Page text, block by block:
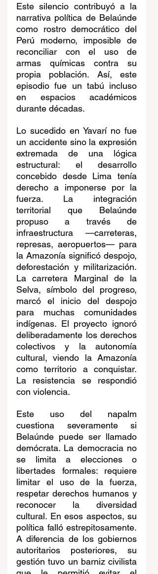
Este silencio contribuyó a la
narrativa política de Belaúnde
como rostro democrático del
Perú moderno, imposible de
reconciliar con el uso de
armas químicas contra su
propia población. Así, este
episodio fue un tabú incluso
en espacios académicos
durante décadas.
Lo sucedido en Yavarí no fue
un accidente sino la expresión
extremada de una lógica
estructural: el desarrollo
concebido desde Lima tenía
derecho a imponerse por la
fuerza. La integración
territorial que Belaúnde
propuso a través de
infraestructura —carreteras,
represas, aeropuertos— para
la Amazonía significó despojo,
deforestación y militarización.
La carretera Marginal de la
Selva, símbolo del progreso,
marcó el inicio del despojo
para muchas comunidades
indígenas. El proyecto ignoró
deliberadamente los derechos
colectivos y la autonomía
cultural, viendo la Amazonía
como territorio a conquistar.
La resistencia se respondió
con violencia.
Este uso del napalm
cuestiona severamente si
Belaúnde puede ser llamado
demócrata. La democracia no
se limita a elecciones o
libertades formales: requiere
limitar el uso de la fuerza,
respetar derechos humanos y
reconocer la diversidad
cultural. En esos aspectos, su
política falló estrepitosamente.
A diferencia de los gobiernos
autoritarios posteriores, su
gestión tuvo un barniz civilista